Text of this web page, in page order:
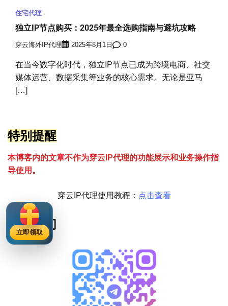
住宅代理
独立IP节点购买：2025年最全选购指南与避坑攻略
穿云海外IP代理 2025年8月1日 0
在当今数字化时代，独立IP节点已成为跨境电商、社交
媒体运营、数据采集等业务的核心需求。无论是亚马
[…]
特别提醒
本博客内的文章不作为穿云 P代理的功能展示和业务操作指
导使用。
穿云IP代理使用教程： 点击查看
联系我们
立即领取